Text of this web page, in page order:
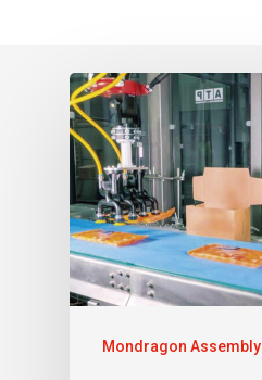
Mondragon Assembly